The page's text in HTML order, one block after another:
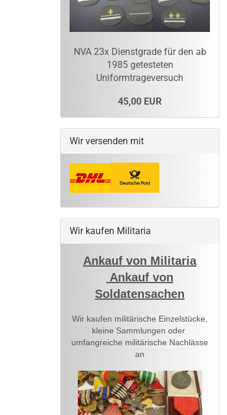
NVA 23x Dienstgrade für den ab
1985 getesteten
Uniformtrageversuch
45,00 EUR
Wir versenden mit
Wir kaufen Militaria
Ankauf von Militaria
Ankauf von
Soldatensachen
Wir kaufen militärische Einzelstücke,
kleine Sammlungen oder
umfangreiche militärische Nachlässe
an